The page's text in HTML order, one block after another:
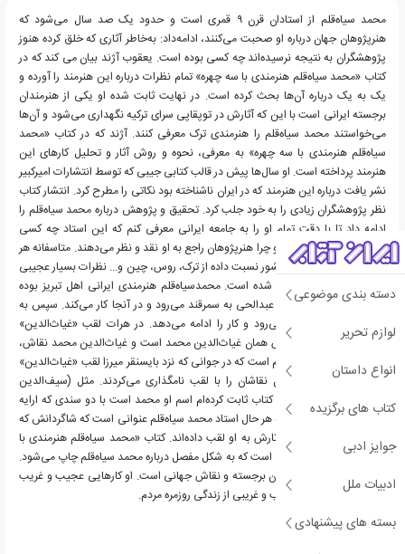
دسته بندی موضوعی
لوازم تحریر
انواع داستان
کتاب های برگزیده
جوایز ادبی
ادبیات ملل
بسته های پیشنهادی
محمد سیاه‌قلم از استادان قرن ۹ قمری است و حدود یک صد سال می‌شود که
هنرپژوهان جهان درباره او صحبت می‌کنند، ادامه‌داد: به‌خاطر آثاری که خلق کرده هنوز
پژوهشگران به نتیجه نرسیده‌اند چه کسی بوده است. یعقوب آژند بیان می کند که در
کتاب «محمد سیاه‌قلم هنرمندی با سه چهره» تمام نظرات درباره این هنرمند را آورده‌ و
یک به یک درباره آن‌ها بحث کرده‌ است. در نهایت ثابت شده او یکی از هنرمندان
برجسته ایرانی است با این که آثارش در توپقاپی سرای ترکیه نگهداری می‌شود و آن‌ها
می‌خواستند محمد سیاه‌قلم را هنرمندی ترک معرفی کنند. آژند که در کتاب «محمد
سیاه‌قلم هنرمندی با سه چهره» به معرفی، نحوه و روش آثار و تحلیل کارهای این
هنرمند پرداخته است. او سال‌ها پیش در قالب کتابی جیبی که توسط انتشارات امیرکبیر
نشر یافت درباره این هنرمند که در ایران ناشناخته بود نکاتی را مطرح کرد. انتشار کتاب
نظر پژوهشگران زیادی را به خود جلب کرد. تحقیق و پژوهش درباره محمد سیاه‌قلم را
ادامه داد تا با دقت تمام او را به جامعه ایرانی معرفی کنم که این استاد چه کسی
هست، چه کارهایی کرده و چرا هنرپژوهان راجع به او نقد و نظر می‌دهند. متاسفانه هر
پژوهشگری او را به یک کشور نسبت داده از ترک، روس، چین و... نظرات بسیار عجیبی
درباره این هنرمند مطرح شده است. محمدسیاه‌قلم هنرمندی ایرانی اهل تبریز بوده
است. او در کنار استادش عبدالحی به سمرقند می‌رود و در آنجا کار می‌کند. سپس به
هرات نزد بایسنقرمیرزا می‌رود و کار را ادامه می‌دهد. در هرات لقب «غیاث‌الدین»
می‌گیرد. غیاث‌الدین نقاش همان غیاث‌الدین محمد است و غیاث‌الدین محمد نقاش،
محمدبن محمود شاه خیام است که در جوانی که نزد بایسنقر میرزا لقب «غیاث‌الدین»
می‌گیرد چون در آن زمان نقاشان را با لقب نامگذاری می‌کردند. مثل (سیف‌الدین
نقاش). آژند می گوید در کتاب ثابت کرده‌ام اسم او محمد است با دو سندی که ارایه
داده‌ام از منابع آن دوره. به هر حال استاد محمد سیاه‌قلم عنوانی است که شاگردانش که
او را می‌شناختند در زیر آثارش به او لقب داده‌اند. کتاب «محمد سیاه‌قلم هنرمندی با
سه چهره» نخستین کتابی است که به شکل مفصل درباره محمد سیاه‌قلم چاپ می‌شود.
این هنرمند یکی از استادان برجسته و نقاش جهانی است. او کارهایی عجیب و غریب
انجام داده با تصاویر عجیب و غریبی از زندگی روزمره مردم.